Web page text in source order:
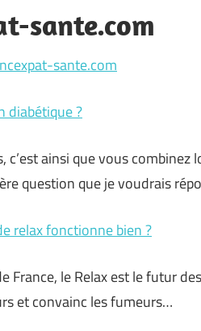
sante.com
sante.com
diabétique ?
c’est ainsi que vous
question que je voudrais
relax fonctionne bien ?
France, le Relax est le futur
et convainc les fumeurs…